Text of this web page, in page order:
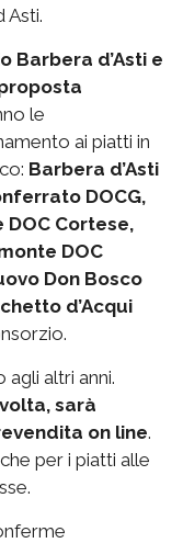
Asti.
Barbera d’Asti e
le
ai piatti in
Barbera d’Asti
DOCG,
DOC Cortese,
DOC
Don Bosco
d’Acqui
agli altri anni.
sarà
on line.
per i piatti alle